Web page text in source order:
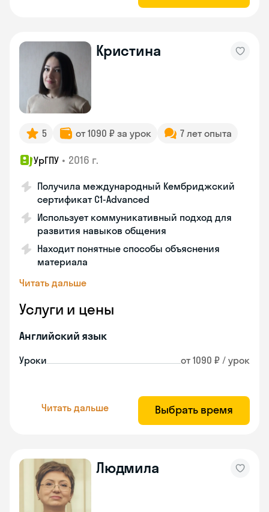
Кристина
5 от 1090 ₽ за урок 7 лет опыта
УрГПУ • 2016 г.
Получила международный Кембриджский
сертификат С1-Advanced
Использует коммуникативный подход для
развития навыков общения
Находит понятные способы объяснения
материала
Читать дальше
Услуги и цены
Английский язык
Уроки от 1090 ₽ / урок
Читать дальше Выбрать время
Людмила